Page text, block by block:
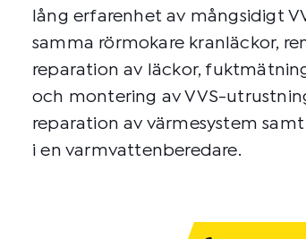
lång erfarenhet av mångsidigt
samma rörmokare kranläckor,
reparation av läckor,
och montering av VVS-
reparation av värmesystem
i en varmvattenberedare.